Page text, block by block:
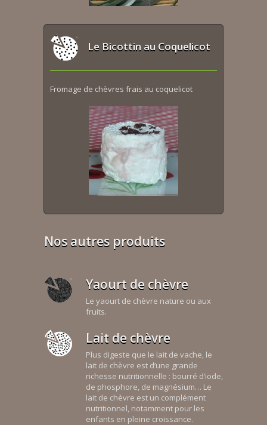
Le Bicottin au Coquelicot
Fromage de chèvres frais au coquelicot
Nos autres produits
Yaourt de chèvre
Le yaourt de chèvre nature ou aux
fruits.
Lait de chèvre
Plus digeste que le lait de vache, le
lait de chèvre est d’une grande
richesse nutritionnelle : bourré d’iode,
de phosphore, de magnésium… Le
lait de chèvre est un complément
nutritionnel, notamment pour les
enfants en pleine croissance.